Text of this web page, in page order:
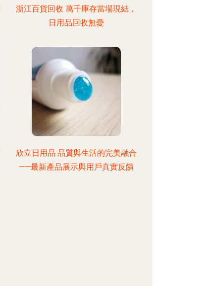
浙江百貨回收 萬千庫存當場現結，
日用品回收無憂
欣立日用品 品質與生活的完美融合
——最新產品展示與用戶真實反饋